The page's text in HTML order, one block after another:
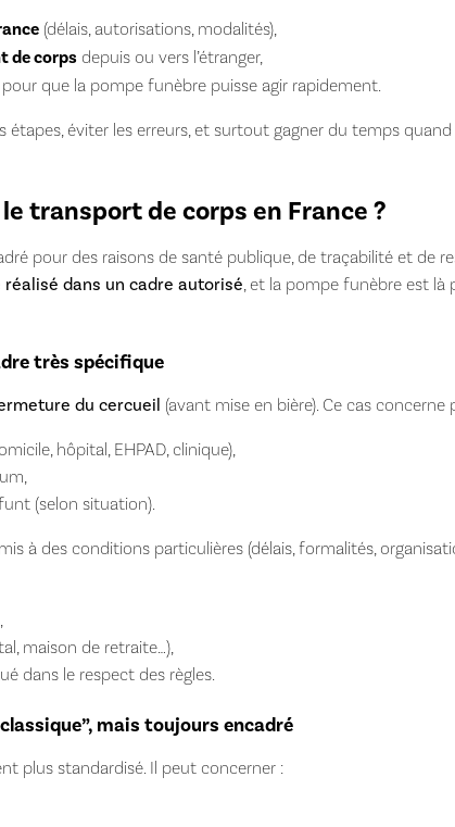
(délais, autorisations, modalités),
de corps depuis ou vers l’étranger,
que la pompe funèbre puisse agir rapidement.
éviter les erreurs, et surtout gagner du temps
transport de corps en France ?
pour des raisons de santé publique, de traçabilité et de
dans un cadre autorisé, et la pompe funèbre est là
très spécifique
du cercueil (avant mise en bière). Ce cas concerne
hôpital, EHPAD, clinique),
(selon situation).
à des conditions particulières (délais, formalités,
maison de retraite…),
dans le respect des règles.
mais toujours encadré
plus standardisé. Il peut concerner :